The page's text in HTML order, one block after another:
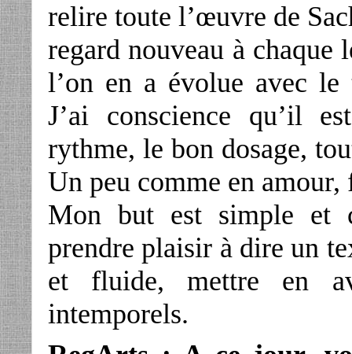
relire toute l’œuvre de
regard nouveau à chaque
l’on en a évolue avec le
J’ai conscience qu’il
rythme, le bon dosage,
Un peu comme en
Mon but est simple et
prendre plaisir à dire un
et fluide, mettre en
intemporels.